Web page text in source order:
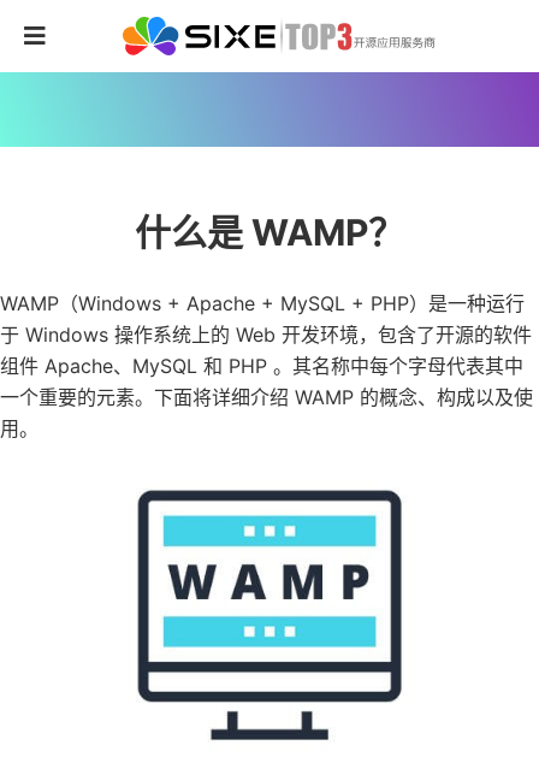
什么是 WAMP？
WAMP（Windows + Apache + MySQL + PHP）是一种运行
于 Windows 操作系统上的 Web 开发环境，包含了开源的软件
组件 Apache、MySQL 和 PHP 。其名称中每个字母代表其中
一个重要的元素。下面将详细介绍 WAMP 的概念、构成以及使
用。